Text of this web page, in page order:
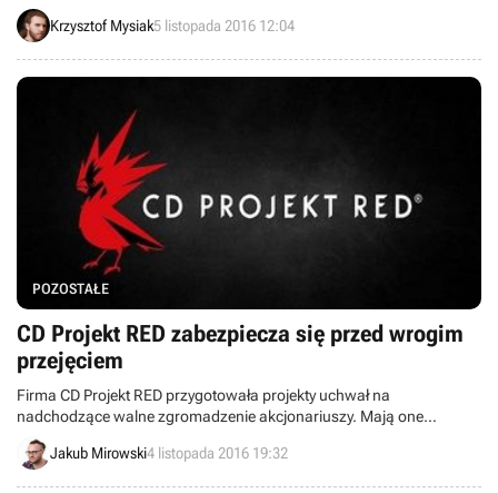
się obszerne lochy i bossowie inspirowani pierwszym Diablo, a w
przyszłym roku zobaczymy płatne DLC z nową klasą postaci -
[Aktualizacja: nowe informacje o patchu 2.4.3 - Ciemności nad
Krzysztof Mysiak5 listopada 2016 12:04
POZOSTAŁE
CD Projekt RED zabezpiecza się przed wrogim
przejęciem
Firma CD Projekt RED przygotowała projekty uchwał na
nadchodzące walne zgromadzenie akcjonariuszy. Mają one
uchronić spółkę przed ewentualnym wrogim przejęciem przez
bogatego inwestora.
Jakub Mirowski4 listopada 2016 19:32